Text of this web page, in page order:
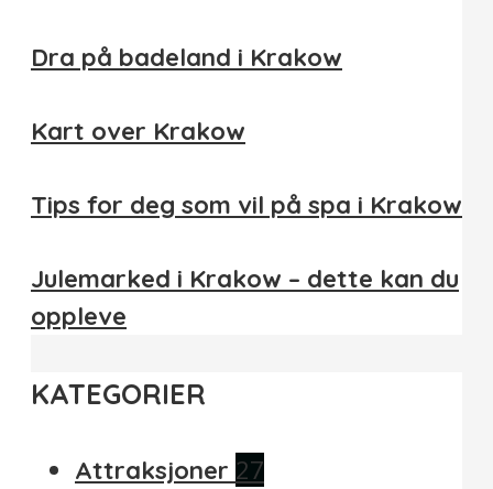
Dra på badeland i Krakow
Kart over Krakow
Tips for deg som vil på spa i Krakow
Julemarked i Krakow – dette kan du
oppleve
KATEGORIER
Attraksjoner 27